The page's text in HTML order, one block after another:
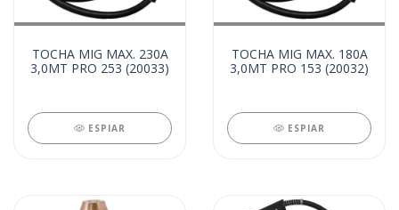
TOCHA MIG MAX. 230A
3,0MT PRO 253 (20033)
ESPIAR
TOCHA MIG MAX. 180A
3,0MT PRO 153 (20032)
ESPIAR